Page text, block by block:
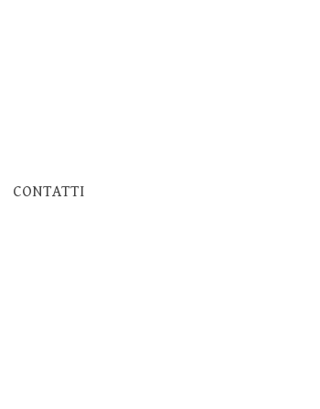
CONTATTI